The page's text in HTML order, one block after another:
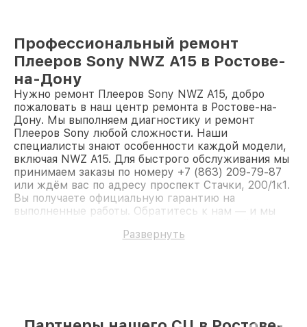
Профессиональный ремонт
Плееров Sony NWZ A15 в Ростове-
на-Дону
Нужно ремонт Плееров Sony NWZ A15, добро
пожаловать в наш центр ремонта в Ростове-на-
Дону. Мы выполняем диагностику и ремонт
Плееров Sony любой сложности. Наши
специалисты знают особенности каждой модели,
включая NWZ A15. Для быстрого обслуживания мы
принимаем заказы по номеру +7 (863) 209-79-87
или ждём вас по адресу проспект Стачки, 200/1к1.
Вы получаете официальную гарантию на
выполненные работы. Обратитесь к нам — и мы
Развернуть